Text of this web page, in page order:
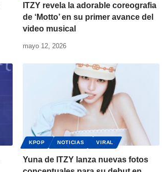
ITZY revela la adorable coreografia
de ‘Motto’ en su primer avance del
video musical
mayo 12, 2026
KPOP NOTICIAS VIRAL
Yuna de ITZY lanza nuevas fotos